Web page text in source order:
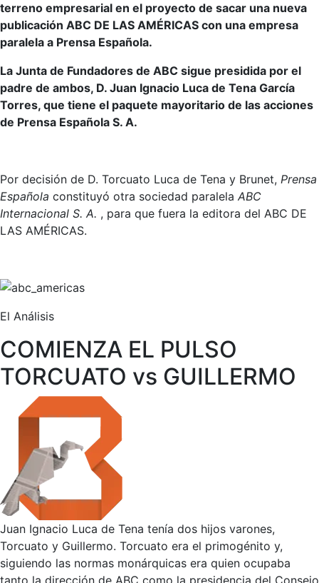
terreno empresarial en el proyecto de sacar una nueva
publicación ABC DE LAS AMÉRICAS con una empresa
paralela a Prensa Española.
La Junta de Fundadores de ABC sigue presidida por el
padre de ambos, D. Juan Ignacio Luca de Tena García
Torres, que tiene el paquete mayoritario de las acciones
de Prensa Española S. A.
Por decisión de D. Torcuato Luca de Tena y Brunet, Prensa
Española constituyó otra sociedad paralela ABC
Internacional S. A. , para que fuera la editora del ABC DE
LAS AMÉRICAS.
El Análisis
COMIENZA EL PULSO
TORCUATO vs GUILLERMO
Juan Ignacio Luca de Tena tenía dos hijos varones,
Torcuato y Guillermo. Torcuato era el primogénito y,
siguiendo las normas monárquicas era quien ocupaba
tanto la dirección de ABC como la presidencia del Consejo